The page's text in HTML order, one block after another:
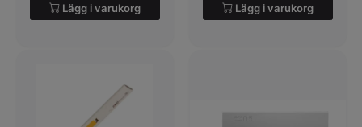
Lägg i varukorg Lägg i varukorg